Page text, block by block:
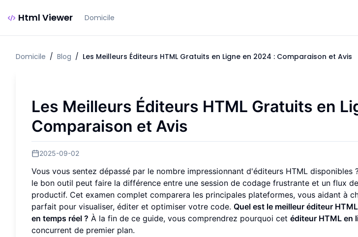
Html Viewer Domicile
Domicile / Blog / Les Meilleurs Éditeurs HTML Gratuits en Ligne en 2024 : Comparaison et Avis
Les Meilleurs Éditeurs HTML Gratuits en
Comparaison et Avis
2025-09-02
Vous vous sentez dépassé par le nombre impressionnant d'éditeurs HTML disponibles
le bon outil peut faire la différence entre une session de codage frustrante et un flux
productif. Cet examen complet comparera les principales plateformes, vous aidant à
parfait pour visualiser, éditer et optimiser votre code. Quel est le meilleur éditeur
en temps réel ? À la fin de ce guide, vous comprendrez pourquoi cet éditeur HTML en
concurrent de premier plan.